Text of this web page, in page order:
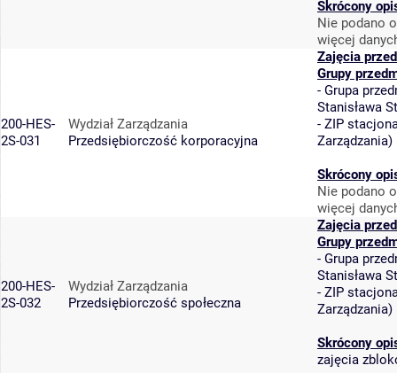
Skrócony
Nie podano
więcej
200-HES-
2S-031
Wydział Zarządzania
Przedsiębiorczość korporacyjna
Zajęcia
Grupy
- Grupa
Stanisława
- ZIP
Zarządzania)
Skrócony
Nie podano
więcej
200-HES-
2S-032
Wydział Zarządzania
Przedsiębiorczość społeczna
Zajęcia
Grupy
- Grupa
Stanisława
- ZIP
Zarządzania)
Skrócony
zajęcia